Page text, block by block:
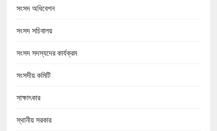
সংসদ অধিবেশন
সংসদ সচিবালয়
সংসদ সদস্যদের কার্যক্রম
সংসদীয় কমিটি
সাক্ষাৎকার
স্থানীয় সরকার